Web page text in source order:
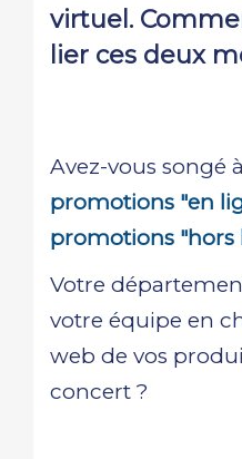
virtuel.
lier ces deux
Avez-vous songé à
promotions "en
promotions "hors
Votre
votre équipe en
web de vos
concert ?